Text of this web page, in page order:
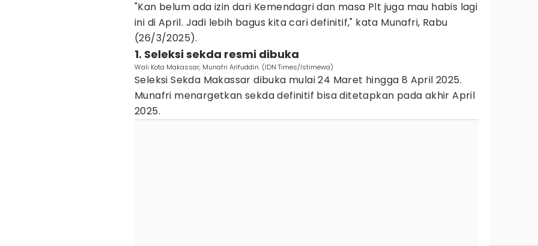
"Kan belum ada izin dari Kemendagri dan masa Plt juga mau habis lagi
ini di April. Jadi lebih bagus kita cari definitif," kata Munafri, Rabu
(26/3/2025).
1. Seleksi sekda resmi dibuka
Wali Kota Makassar, Munafri Arifuddin. (IDN Times/Istimewa)
Seleksi Sekda Makassar dibuka mulai 24 Maret hingga 8 April 2025.
Munafri menargetkan sekda definitif bisa ditetapkan pada akhir April
2025.